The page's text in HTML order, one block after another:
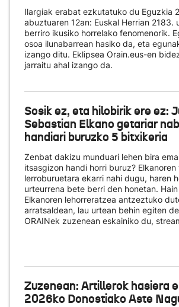
Ilargiak erabat ezkutatuko du Eguzkia
abuztuaren 12an: Euskal Herrian 2183.
berriro ikusiko horrelako fenomenorik.
osoa ilunabarrean hasiko da, eta
izango ditu. Eklipsea Orain.eus-en
jarraitu ahal izango da.
Sosik ez, eta hilobirik ere ez:
Sebastian Elkano getariar
handiari buruzko 5 bitxikeria
Zenbat dakizu munduari lehen bira
itsasgizon handi horri buruz? Elkanoren
lerroburuetara ekarri nahi dugu, haren
urteurrena bete berri den honetan.
Elkanoren lehorreratzea antzeztuko
arratsaldean, lau urtean behin egiten
ORAINek zuzenean eskainiko du,
Zuzenean: Artillerok hasiera
2026ko Donostiako Aste